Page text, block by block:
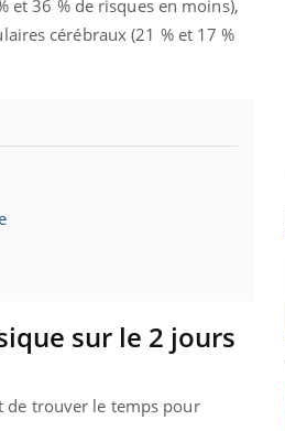
et 36 % de risques en moins),
cérébraux (21 % et 17 %
sur le 2 jours
de trouver le temps pour